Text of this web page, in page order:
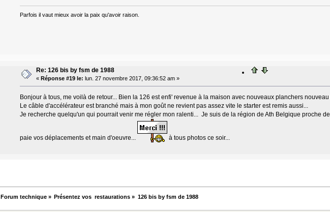
Parfois il vaut mieux avoir la paix qu'avoir raison.
Re: 126 bis by fsm de 1988
« Réponse #19 le: lun. 27 novembre 2017, 09:36:52 am »
Bonjour à tous, me voilà de retour... Bien la 126 est enfi' revenue à la maison avec nouveaux planchers nouveau
Le câble d'accélérateur est branché mais à mon goût ne revient pas assez vite le starter est remis aussi...
Je recherche quelqu'un qui pourrait venir me régler mon ralenti... Je suis de la région de Ath Belgique proche
paie vos déplacements et main d'oeuvre... à tous photos ce soir...
Forum technique» Présentez vos  restaurations » 126 bis by fsm de 1988